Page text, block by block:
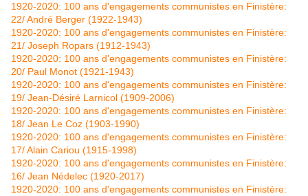
1920-2020: 100 ans d'engagements communistes en Finistère:
22/ André Berger (1922-1943)
1920-2020: 100 ans d'engagements communistes en Finistère:
21/ Joseph Ropars (1912-1943)
1920-2020: 100 ans d'engagements communistes en Finistère:
20/ Paul Monot (1921-1943)
1920-2020: 100 ans d'engagements communistes en Finistère:
19/ Jean-Désiré Larnicol (1909-2006)
1920-2020: 100 ans d'engagements communistes en Finistère:
18/ Jean Le Coz (1903-1990)
1920-2020: 100 ans d'engagements communistes en Finistère:
17/ Alain Cariou (1915-1998)
1920-2020: 100 ans d'engagements communistes en Finistère:
16/ Jean Nédelec (1920-2017)
1920-2020: 100 ans d'engagements communistes en Finistère: